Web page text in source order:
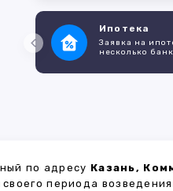
Ипотека
Заявка на
несколько
по адресу Казань,
периода